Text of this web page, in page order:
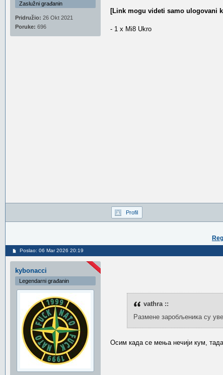
Zaslužni građanin
Pridružio: 26 Okt 2021
Poruke: 696
[Link mogu videti samo ulogovani
- 1 x Mi8 Ukro
Profil
Poslao: 06 Mar 2026 20:19
kybonacci
Legendarni građanin
vathra ::
Размене заробљеника су
Осим када се мења нечији кум,